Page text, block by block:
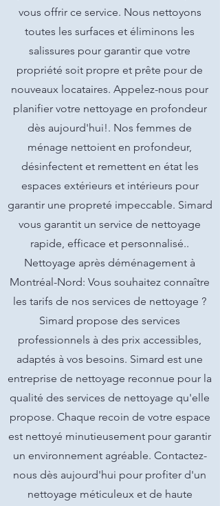
vous offrir ce service. Nous nettoyons
toutes les surfaces et éliminons les
salissures pour garantir que votre
propriété soit propre et prête pour de
nouveaux locataires. Appelez-nous pour
planifier votre nettoyage en profondeur
dès aujourd'hui!. Nos femmes de
ménage nettoient en profondeur,
désinfectent et remettent en état les
espaces extérieurs et intérieurs pour
garantir une propreté impeccable. Simard
vous garantit un service de nettoyage
rapide, efficace et personnalisé..
Nettoyage après déménagement à
Montréal-Nord: Vous souhaitez connaître
les tarifs de nos services de nettoyage ?
Simard propose des services
professionnels à des prix accessibles,
adaptés à vos besoins. Simard est une
entreprise de nettoyage reconnue pour la
qualité des services de nettoyage qu'elle
propose. Chaque recoin de votre espace
est nettoyé minutieusement pour garantir
un environnement agréable. Contactez-
nous dès aujourd'hui pour profiter d'un
nettoyage méticuleux et de haute